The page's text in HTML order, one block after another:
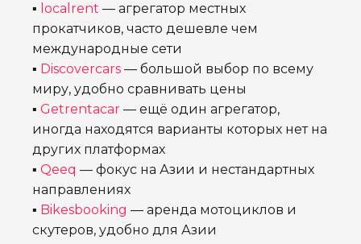
▪ localrent — агрегатор местных
прокатчиков, часто дешевле чем
международные сети
▪ Discovercars — большой выбор по всему
миру, удобно сравнивать цены
▪ Getrentacar — ещё один агрегатор,
иногда находятся варианты которых нет на
других платформах
▪ Qeeq — фокус на Азии и нестандартных
направлениях
▪ Bikesbooking — аренда мотоциклов и
скутеров, удобно для Азии